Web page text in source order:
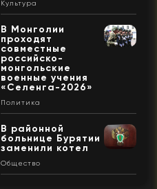
Культура
В Монголии
проходят
совместные
российско-
монгольские
военные учения
«Селенга-2026»
Политика
В районной
больнице Бурятии
заменили котел
Общество